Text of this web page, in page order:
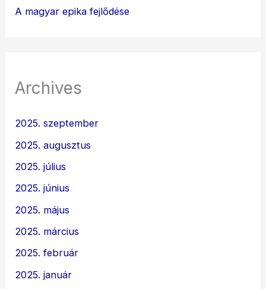
A magyar epika fejlődése
Archives
2025. szeptember
2025. augusztus
2025. július
2025. június
2025. május
2025. március
2025. február
2025. január